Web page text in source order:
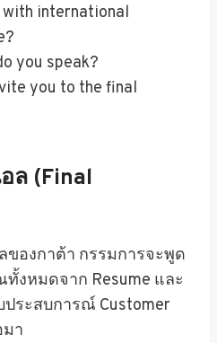
with international
you speak?
you to the final
ล (Final
องกาต้า กรรมการจะพูด
งหมดจาก Resume และ
ระสบการณ์ Customer
า